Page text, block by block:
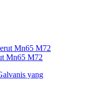
Mn65 M72